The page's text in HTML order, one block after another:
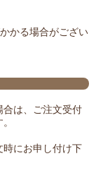
かる場合がござい
合は、ご注文受付
にお申し付け下